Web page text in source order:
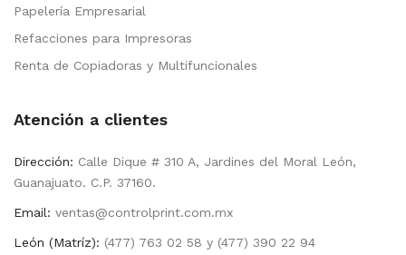
Papelería Empresarial
Refacciones para Impresoras
Renta de Copiadoras y Multifuncionales
Atención a clientes
Dirección: Calle Dique # 310 A, Jardines del Moral León,
Guanajuato. C.P. 37160.
Email: ventas@controlprint.com.mx
León (Matríz): (477) 763 02 58 y (477) 390 22 94